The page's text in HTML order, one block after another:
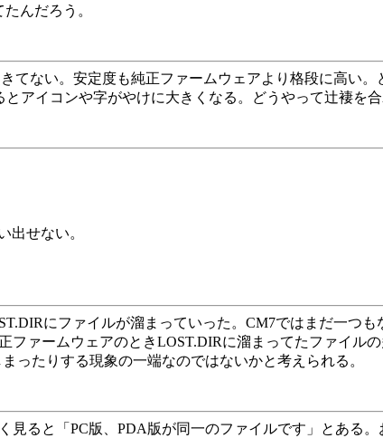
んだろう。
てない。安定度も純正ファームウェアより格段に高い。
アイコンや字がやけに大きくなる。どうやって辻褄を合
出せない。
にファイルが溜まっていった。CM7ではまだ一つ
ファームウェアのときLOST.DIRに溜まってたファイル
ったりする現象の一端なのではないかと考えられる。
ると「PC版、PDA版が同一のファイルです」とある